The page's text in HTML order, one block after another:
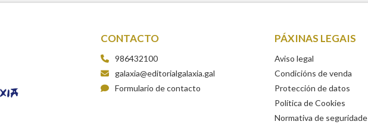
CONTACTO
986432100
galaxia@editorialgalaxia.gal
Formulario de contacto
PÁXINAS LEGAIS
Aviso legal
Condicións de venda
Protección de datos
Política de Cookies
Normativa de seguridade